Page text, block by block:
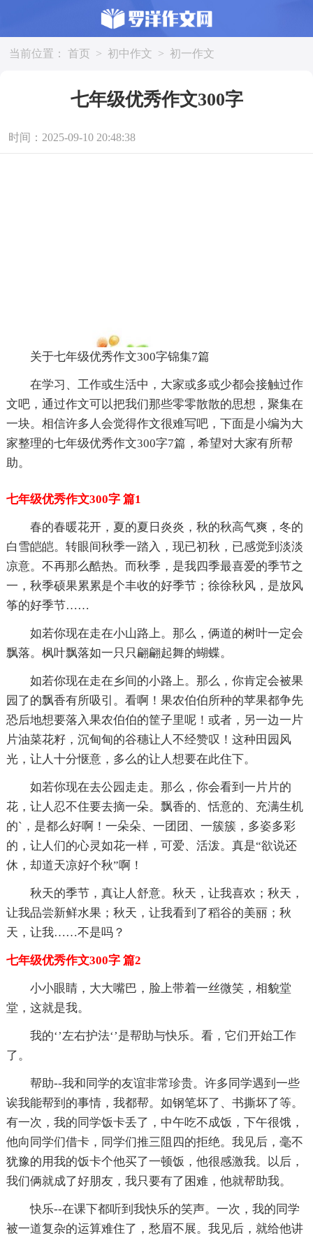
当前位置： 首页 > 初中作文 > 初一作文
七年级优秀作文300字
时间：2025-09-10 20:48:38
关于七年级优秀作文300字锦集7篇
在学习、工作或生活中，大家或多或少都会接触过作
文吧，通过作文可以把我们那些零零散散的思想，聚集在
一块。相信许多人会觉得作文很难写吧，下面是小编为大
家整理的七年级优秀作文300字7篇，希望对大家有所帮
助。
七年级优秀作文300字 篇1
春的春暖花开，夏的夏日炎炎，秋的秋高气爽，冬的
白雪皑皑。转眼间秋季一踏入，现已初秋，已感觉到淡淡
凉意。不再那么酷热。而秋季，是我四季最喜爱的季节之
一，秋季硕果累累是个丰收的好季节；徐徐秋风，是放风
筝的好季节……
如若你现在走在小山路上。那么，俩道的树叶一定会
飘落。枫叶飘落如一只只翩翩起舞的蝴蝶。
如若你现在走在乡间的小路上。那么，你肯定会被果
园了的飘香有所吸引。看啊！果农伯伯所种的苹果都争先
恐后地想要落入果农伯伯的筐子里呢！或者，另一边一片
片油菜花籽，沉甸甸的谷穗让人不经赞叹！这种田园风
光，让人十分惬意，多么的让人想要在此住下。
如若你现在去公园走走。那么，你会看到一片片的
花，让人忍不住要去摘一朵。飘香的、恬意的、充满生机
的`，是都么好啊！一朵朵、一团团、一簇簇，多姿多彩
的，让人们的心灵如花一样，可爱、活泼。真是“欲说还
休，却道天凉好个秋”啊！
秋天的季节，真让人舒意。秋天，让我喜欢；秋天，
让我品尝新鲜水果；秋天，让我看到了稻谷的美丽；秋
天，让我……不是吗？
七年级优秀作文300字 篇2
小小眼睛，大大嘴巴，脸上带着一丝微笑，相貌堂
堂，这就是我。
我的‘’左右护法‘’是帮助与快乐。看，它们开始工作
了。
帮助--我和同学的友谊非常珍贵。许多同学遇到一些
诶我能帮到的事情，我都帮。如钢笔坏了、书撕坏了等。
有一次，我的同学饭卡丢了，中午吃不成饭，下午很饿，
他向同学们借卡，同学们推三阻四的拒绝。我见后，毫不
犹豫的用我的饭卡个他买了一顿饭，他很感激我。以后，
我们俩就成了好朋友，我只要有了困难，他就帮助我。
快乐--在课下都听到我快乐的笑声。一次，我的同学
被一道复杂的运算难住了，愁眉不展。我见后，就给他讲